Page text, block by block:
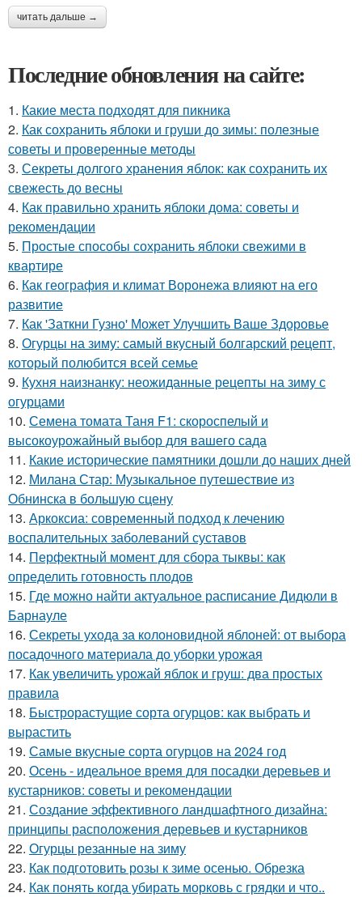
читать дальше →
Последние обновления на сайте:
1. Какие места подходят для пикника
2. Как сохранить яблоки и груши до зимы: полезные
советы и проверенные методы
3. Секреты долгого хранения яблок: как сохранить их
свежесть до весны
4. Как правильно хранить яблоки дома: советы и
рекомендации
5. Простые способы сохранить яблоки свежими в
квартире
6. Как география и климат Воронежа влияют на его
развитие
7. Как 'Заткни Гузно' Может Улучшить Ваше Здоровье
8. Огурцы на зиму: самый вкусный болгарский рецепт,
который полюбится всей семье
9. Кухня наизнанку: неожиданные рецепты на зиму с
огурцами
10. Семена томата Таня F1: скороспелый и
высокоурожайный выбор для вашего сада
11. Какие исторические памятники дошли до наших дней
12. Милана Стар: Музыкальное путешествие из
Обнинска в большую сцену
13. Аркоксиа: современный подход к лечению
воспалительных заболеваний суставов
14. Перфектный момент для сбора тыквы: как
определить готовность плодов
15. Где можно найти актуальное расписание Дидюли в
Барнауле
16. Секреты ухода за колоновидной яблоней: от выбора
посадочного материала до уборки урожая
17. Как увеличить урожай яблок и груш: два простых
правила
18. Быстрорастущие сорта огурцов: как выбрать и
вырастить
19. Самые вкусные сорта огурцов на 2024 год
20. Осень - идеальное время для посадки деревьев и
кустарников: советы и рекомендации
21. Создание эффективного ландшафтного дизайна:
принципы расположения деревьев и кустарников
22. Огурцы резанные на зиму
23. Как подготовить розы к зиме осенью. Обрезка
24. Как понять когда убирать морковь с грядки и что..